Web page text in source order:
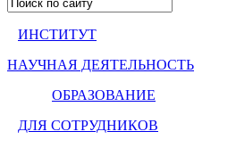
ИНСТИТУТ
НАУЧНАЯ ДЕЯТЕЛЬНОСТЬ
ОБРАЗОВАНИЕ
ДЛЯ СОТРУДНИКОВ